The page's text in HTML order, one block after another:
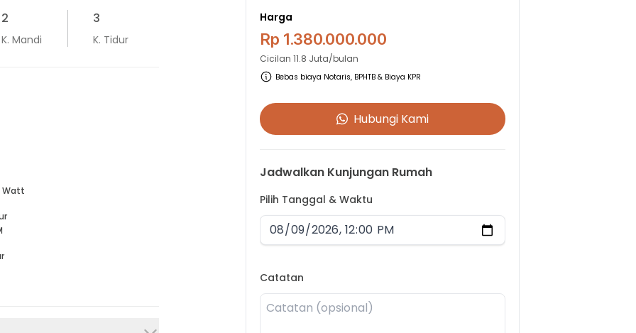
2
K. Mandi
3
K. Tidur
Watt
Harga
Rp 1.380.000.000
Cicilan11.8 Juta/bulan
Bebas biaya Notaris, BPHTB & Biaya KPR
Hubungi Kami
Jadwalkan Kunjungan Rumah
Pilih Tanggal & Waktu
Catatan